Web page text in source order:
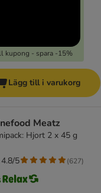
kupong - spara -15%
Lägg till i varukorg
Meatz
Hjort 2 x 45 g
5 (627)